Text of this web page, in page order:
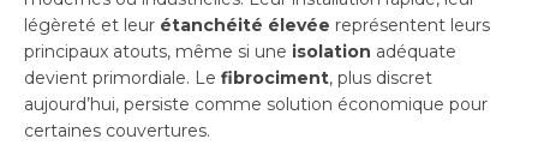
légèreté et leur étanchéité élevée représentent leurs
principaux atouts, même si une isolation adéquate
devient primordiale. Le fibrociment, plus discret
aujourd’hui, persiste comme solution économique pour
certaines couvertures.